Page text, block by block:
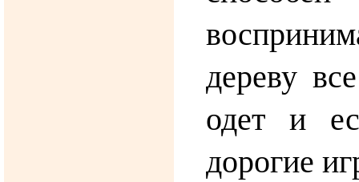
дереву
одет и
дорогие